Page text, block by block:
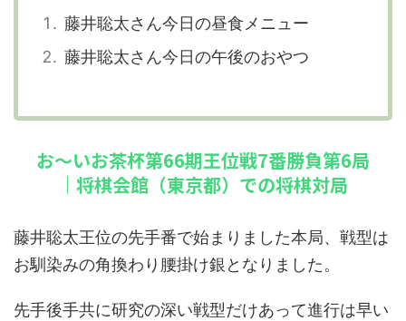
藤井聡太さん今日の昼食メニュー
藤井聡太さん今日の午後のおやつ
お～いお茶杯第66期王位戦7番勝負第6局
｜将棋会館（東京都）での将棋対局
藤井聡太王位の先手番で始まりました本局、戦型は
お馴染みの角換わり腰掛け銀となりました。
先手後手共に研究の深い戦型だけあって進行は早い